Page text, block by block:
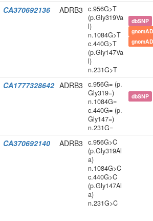
CA370692136 ADRB3
c.956G>T
(p.Gly319Va
l)
n.1084G>T
c.440G>T
(p.Gly147Va
l)
n.231G>T
dbSNP
CA1777328642 ADRB3
c.956G= (p.
Gly319=)
n.1084G=
c.440G= (p.
Gly147=)
n.231G=
dbSNP
CA370692140 ADRB3
c.956G>C
(p.Gly319Al
a)
n.1084G>C
c.440G>C
(p.Gly147Al
a)
n.231G>C